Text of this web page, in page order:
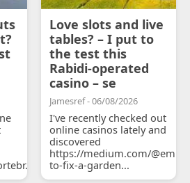
p/cucure...
Love slots and live
tables? – I put to
the test this
Rabidi-operated
casino – se
Jamesref - 06/08/2026
I've recently checked out
online casinos lately and
discovered
https://medium.com/
to-fix-a-garden...